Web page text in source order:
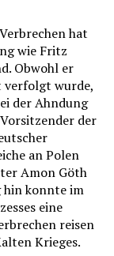
hat
wie Fritz
Obwohl er
verfolgt wurde,
der Ahndung
der
an Polen
Amon Göth
hin konnte im
eine
reisen
Krieges.